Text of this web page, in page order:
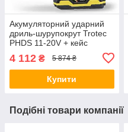
Акумуляторний ударний
дриль-шурупокрут Trotec
PHDS 11-20V + кейс
4 112 ₴ 5 874 ₴
Купити
Подібні товари компанії